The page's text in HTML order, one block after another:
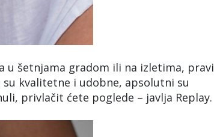
u šetnjama gradom ili na izletima, pravi
kvalitetne i udobne, apsolutni su
privlačit ćete poglede – javlja Replay.